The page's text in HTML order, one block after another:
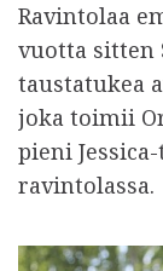
Ravintolaa
vuotta sitten
taustatukea
joka toimii
pieni
ravintolassa.